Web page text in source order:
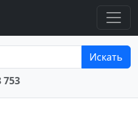
Искать
753